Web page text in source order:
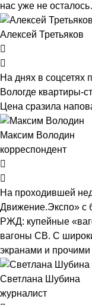
нас уже не
Алексей Третьяков
На днях в соцсетях
Вологде квартиры-
Цена сразила
Максим Володин
корреспондент
На проходившей
Движение.Экспо» с
РЖД: купейные
вагоны СВ. С
экранами и
Светлана Шубина
журналист